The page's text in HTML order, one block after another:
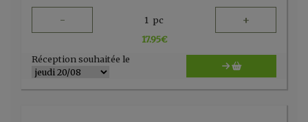
- 1 pc +
17.95€
Réception souhaitée le